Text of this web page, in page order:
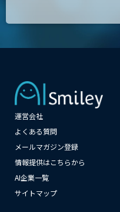
運営会社
よくある質問
メールマガジン登録
情報提供はこちらから
AI企業一覧
サイトマップ